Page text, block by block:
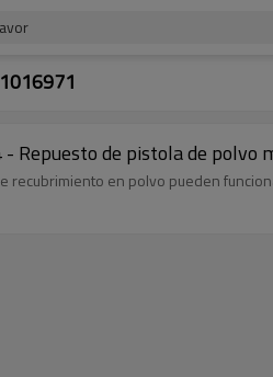
Repuesto de pistola de polvo
recubrimiento en polvo pueden